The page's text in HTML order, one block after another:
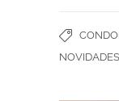
NOVIDADES